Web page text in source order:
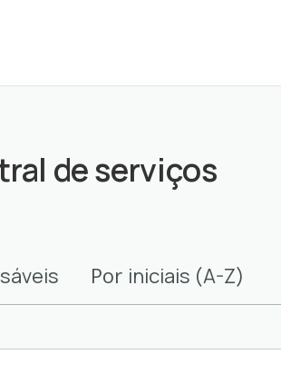
de serviços
Por iniciais (A-Z)